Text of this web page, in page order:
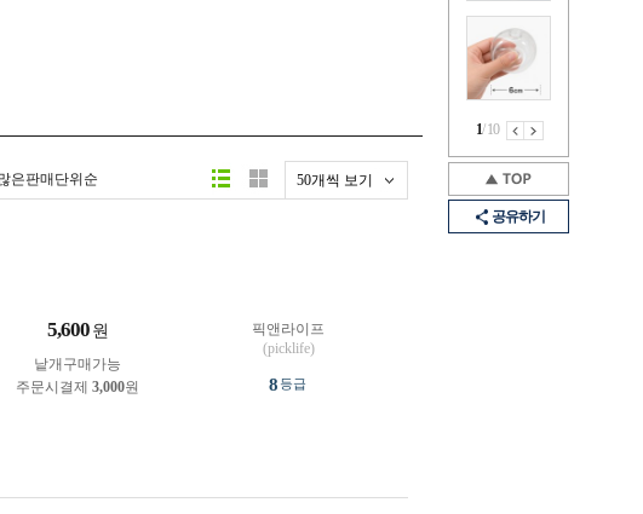
1/10
공유하기
은판매단위순 50개씩 보기
5,600 원
낱개구매가능
주문시결제 3,000원
픽앤라이프
(picklife)
8등급